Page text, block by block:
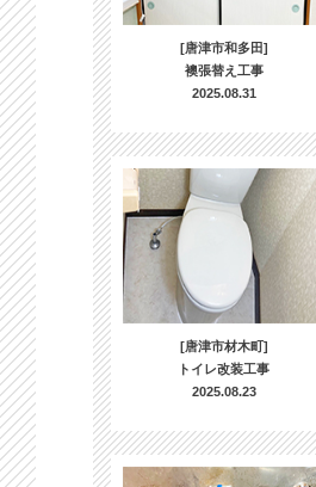
[唐津市和多田]
襖張替え工事
2025.08.31
[唐津市材木町]
トイレ改装工事
2025.08.23